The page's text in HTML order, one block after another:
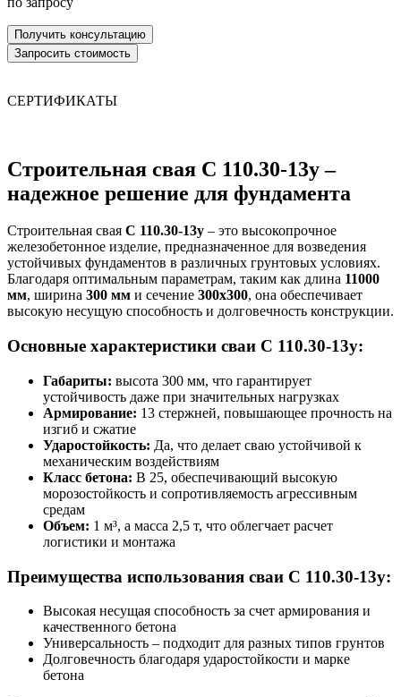
СЕРТИФИКАТЫ
Строительная свая С 110.30-13у –
надежное решение для фундамента
Строительная свая С 110.30-13у – это высокопрочное
железобетонное изделие, предназначенное для возведения
устойчивых фундаментов в различных грунтовых условиях.
Благодаря оптимальным параметрам, таким как длина 11000
мм, ширина 300 мм и сечение 300х300, она обеспечивает
высокую несущую способность и долговечность конструкции.
Основные характеристики сваи С 110.30-13у:
Габариты: высота 300 мм, что гарантирует
устойчивость даже при значительных нагрузках
Армирование: 13 стержней, повышающее прочность на
изгиб и сжатие
Ударостойкость: Да, что делает сваю устойчивой к
механическим воздействиям
Класс бетона: В 25, обеспечивающий высокую
морозостойкость и сопротивляемость агрессивным
средам
Объем: 1 м³, а масса 2,5 т, что облегчает расчет
логистики и монтажа
Преимущества использования сваи С 110.30-13у:
Высокая несущая способность за счет армирования и
качественного бетона
Универсальность – подходит для разных типов грунтов
Долговечность благодаря ударостойкости и марке
бетона